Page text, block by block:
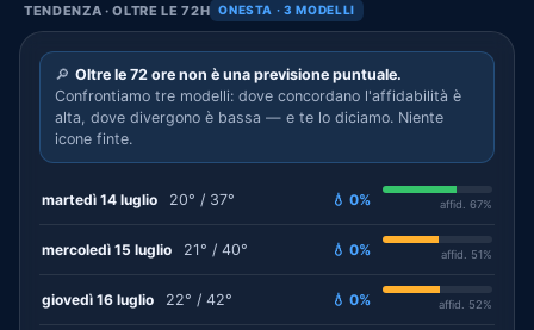
TENDENZA · OLTRE LE 72H ONESTA · 3 MODELLI
🔎 Oltre le 72 ore non è una previsione puntuale.
Confrontiamo tre modelli: dove concordano l'affidabilità è
alta, dove divergono è bassa — e te lo diciamo. Niente
icone finte.
martedì 14 luglio 20° / 37° 💧 0% affid. 67%
mercoledì 15 luglio 21° / 40° 💧 0% affid. 51%
giovedì 16 luglio 22° / 42° 💧 0% affid. 52%